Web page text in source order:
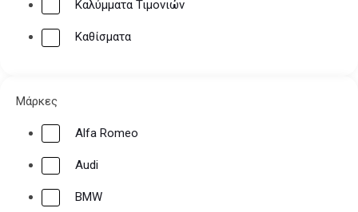
Καλύμματα Τιμονιών
Καθίσματα
Μάρκες
Alfa Romeo
Audi
BMW